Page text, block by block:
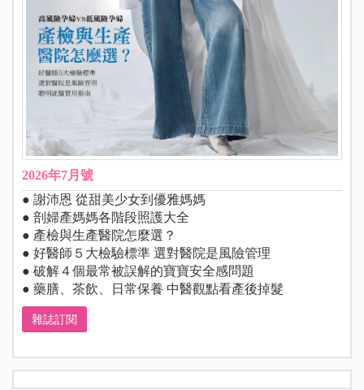
2026年7月號
● 謝沛恩 從甜美少女到優雅媽媽
● 剖婦產媽媽各階段照護大全
● 產檢與生產醫院怎麼選？
● 好醫師５大檢驗標準 選對醫院是風險管理
● 破解４個最常被誤解的寶寶安全感問題
● 藥膳、茶飲、日常保養 中醫觀點看產後掉髮
雜誌訂閱